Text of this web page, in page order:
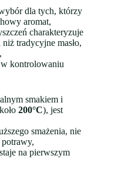
dla tych, którzy
aromat,
charakteryzuje
tradycyjne masło,
kontrolowaniu
smakiem i
200°C), jest
smażenia, nie
potrawy,
na pierwszym